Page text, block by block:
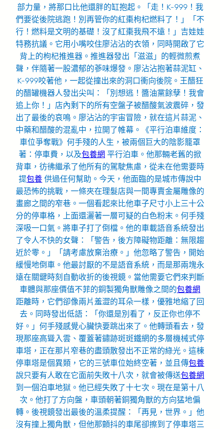
部力量，將那口比他還胖的缸抱起。「走！K-999！我
們要從後院逃跑！別再管你的紅棗枸杞燃料了！」「不
行！燃料是文明的基礎！沒了紅棗我飛不遠！」吉娃娃
特務抗議。它用小嘴咬住廖沾沾的衣領，同時開啟了它
背上的枸杞推進器。推進器發出「滋滋」的輕微煎煮
聲，伴隨著一股濃郁的蔘味爆發。廖沾沾抱著蒜泥缸、
K-999咬著他，一起從撞出來的洞口衝向後院。王醋狂
的醋罐機器人發出尖叫：「別想逃！醬油黨餘孽！我會
追上你！」店內剩下的所有空盤子被醋酸氣波震碎，發
出了最後的哀鳴。廖沾沾的宇宙冒險，就在這片蒜泥、
中藥和醋酸的混亂中，拉開了帷幕。《平行泊車維度：
車位爭奪戰》何手殘的人生，被兩個巨大的陰影籠罩
著：停車費，以及包養網 平行泊車。他那輛老舊的掀
背車，彷彿繼承了他所有的駕駛焦慮，從未在他需要時
提包養 供過任何幫助。今天，他面臨的是城市傳說中
最恐怖的挑戰，一條夾在理髮店與一間專賣金屬雕像的
畫廊之間的窄巷。一個看起來比他車子尺寸小上三十公
分的停車格，上面還灑著一層可疑的白色粉末。何手殘
深吸一口氣。將車子打了倒檔。他的車載語音系統發出
了令人不快的女聲：「警告，後方障礙物距離：無限趨
近於零。」「請考慮放棄治療。」他忽略了警告，開始
緩慢地倒車。他最討厭的不是語音系統，而是那兩塊永
遠在關鍵時刻自動收折的後視鏡。當他需要它們來判斷
車體與那座價值不菲的銅製獨角獸雕像之間的包養網
距離時，它們卻像兩片羞澀的耳朵一樣，優雅地縮了回
去。同時發出低語：「你還是別看了，反正你也停不
好。」何手殘感覺心臟快要跳出來了。他轉頭看去，發
現那座高聳入雲、覆蓋著鏽跡斑斑鐵網的多層機械式停
車塔，正在那片窄巷的盡頭散發出不正常的綠光。這棟
停車塔是個異類，它的三號車位始終空著，並且傳包養
說只要有人敢在它面前失敗十八次，就會被傳送包養網
到一個泊車地獄。他已經失敗了十七次。現在是第十八
次。他打了方向盤，車頭朝著銅獨角獸的方向猛地偏
轉。後視鏡發出最後的溫柔提醒：「再見，世界。」他
沒有撞上獨角獸，但他那顫抖的車尾卻擦到了停車塔三